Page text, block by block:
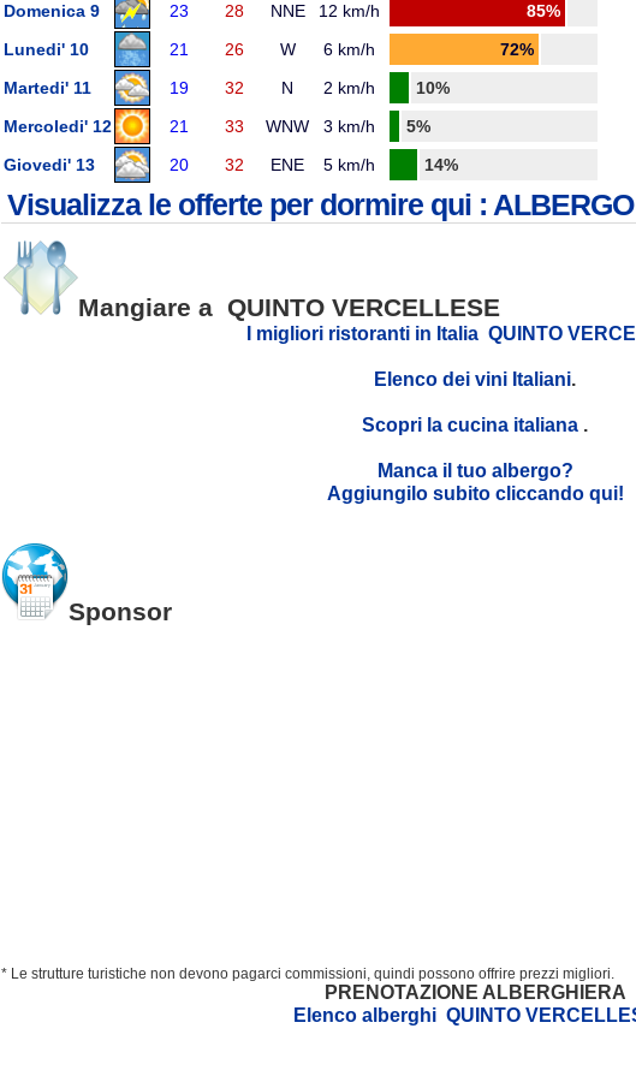
Domenica 9
23 28 NNE 12 km/h
85%
Lunedi' 10
21 26 W 6 km/h
72%
Martedi' 11
19 32 N 2 km/h
10%
Mercoledi' 12
21 33 WNW 3 km/h
5%
Giovedi' 13
20 32 ENE 5 km/h 14%
Visualizza le offerte per dormire qui :
Mangiare a QUINTO VERCELLESE
I migliori ristoranti in Italia QUINTO
Elenco dei vini Italiani
Scopri la cucina italiana
Manca il tuo albergo?
Aggiungilo subito cliccando qui!
Sponsor
* Le strutture turistiche non devono pagarci commissioni, quindi possono offrire prezzi migliori.
PRENOTAZIONE ALBERGHIERA
Elenco alberghi QUINTO